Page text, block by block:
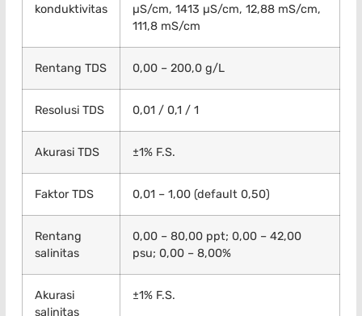
konduktivitas
µS/cm, 1413 µS/cm, 12,88 mS/cm,
111,8 mS/cm
Rentang TDS 0,00 – 200,0 g/L
Resolusi TDS 0,01 / 0,1 / 1
Akurasi TDS ±1% F.S.
Faktor TDS 0,01 – 1,00 (default 0,50)
Rentang
salinitas
0,00 – 80,00 ppt; 0,00 – 42,00
psu; 0,00 – 8,00%
Akurasi
salinitas
±1% F.S.